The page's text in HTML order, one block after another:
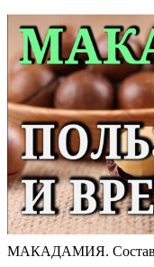
МАКАДАМИЯ. Состав,